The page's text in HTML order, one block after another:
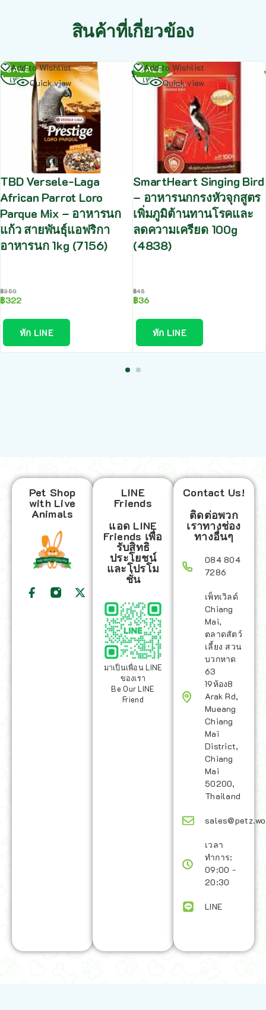
สินค้าที่เกี่ยวข้อง
SALE
Add to Wishlist
Quick view
TBD Versele-Laga
African Parrot Loro
Parque Mix – อาหารนก
แก้ว สายพันธุ์แอฟริกา
อาหารนก 1kg (7156)
฿350
฿322
ทัก LINE
อ่าน
เพิ่ม
SALE
Add to Wishlist
Quick view
SmartHeart Singing Bird
– อาหารนกกรงหัวจุกสูตร
เพิ่มภูมิต้านทานโรคและ
ลดความเครียด 100g
(4838)
฿45
฿36
ทัก LINE
อ่าน
เพิ่ม
Pet Shop
with Live
Animals
LINE
Friends
แอด LINE
Friends เพื่อ
รับสิทธิ
ประโยชน์
และโปรโม
ชั่น
มาเป็นเพื่อน LINE
ของเรา
Be Our LINE
Friend
Contact Us!
ติดต่อพวก
เราทางช่อง
ทางอื่นๆ
084 804
7286
เพ็ทเวิลด์
Chiang
Mai,
ตลาดสัตว์
เลี้ยง สวน
บวกหาด
63
19ห้อง8
Arak Rd,
Mueang
Chiang
Mai
District,
Chiang
Mai
50200,
Thailand
เวลา
ทำการ:
09:00 -
20:30
LINE